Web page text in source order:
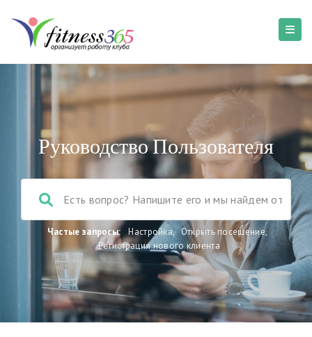
Руководство Пользователя
Частые запросы: Настройка, Открыть посещение,
Регистрация нового клиента